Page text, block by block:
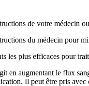
de votre médecin
du médecin pour
les plus efficaces pour
en augmentant le flux
Il peut être pris